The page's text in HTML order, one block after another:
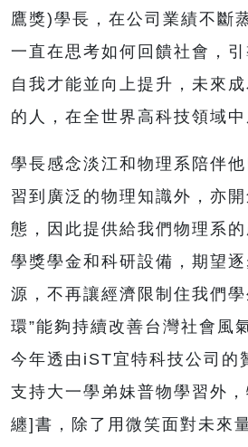
鷹獎)學長，在公司業績不斷
一直在思考如何回饋社會，
自我才能並向上提升，未來
的人，在全世界高科技領域
學長感念淡江和物理系陪伴
習到廣泛的物理知識外，亦
態，因此提供給我們物理系
學獎學金和科研設備，期望
源，不再讓經濟限制住我們
環”能夠持續改善台灣社會風
今年透由iST宜特科技公司的
支持大一學弟妹普物學習外
纏]書，除了用微笑面對未來